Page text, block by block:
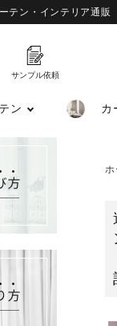
テン・インテリア通販
サンプル依頼
ン カ
ホ